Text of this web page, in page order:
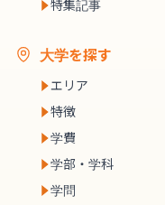
特集記事
大学を探す
エリア
特徴
学費
学部・学科
学問